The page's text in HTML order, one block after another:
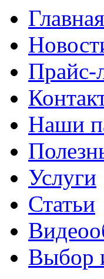
Главная
Прайс-
Наши
Услуги
Статьи
Выбор